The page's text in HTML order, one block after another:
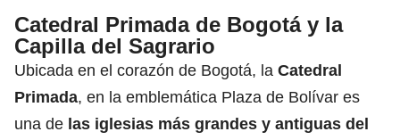
Catedral Primada de Bogotá y la
Capilla del Sagrario
Ubicada en el corazón de Bogotá, la Catedral
Primada, en la emblemática Plaza de Bolívar es
una de las iglesias más grandes y antiguas del